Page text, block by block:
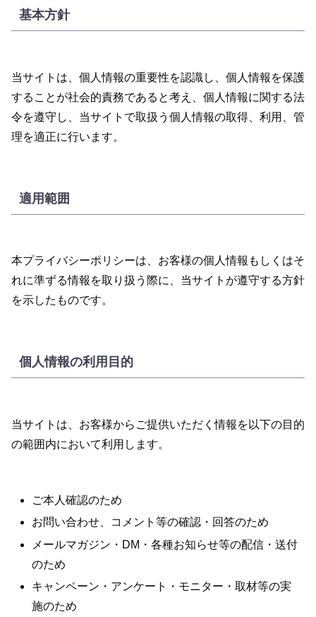
基本方針
当サイトは、個人情報の重要性を認識し、個人情報を保護
することが社会的責務であると考え、個人情報に関する法
令を遵守し、当サイトで取扱う個人情報の取得、利用、管
理を適正に行います。
適用範囲
本プライバシーポリシーは、お客様の個人情報もしくはそ
れに準ずる情報を取り扱う際に、当サイトが遵守する方針
を示したものです。
個人情報の利用目的
当サイトは、お客様からご提供いただく情報を以下の目的
の範囲内において利用します。
ご本人確認のため
お問い合わせ、コメント等の確認・回答のため
メールマガジン・DM・各種お知らせ等の配信・送付
のため
キャンペーン・アンケート・モニター・取材等の実
施のため